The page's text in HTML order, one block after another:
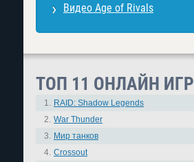
Видео Age of Rivals
ТОП 11 ОНЛАЙН ИГР
1. RAID: Shadow Legends
2. War Thunder
3. Мир танков
4. Crossout